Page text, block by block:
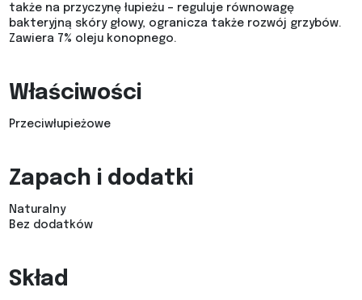
także na przyczynę łupieżu – reguluje równowagę
bakteryjną skóry głowy, ogranicza także rozwój grzybów.
Zawiera 7% oleju konopnego.
Właściwości
Przeciwłupieżowe
Zapach i dodatki
Naturalny
Bez dodatków
Skład